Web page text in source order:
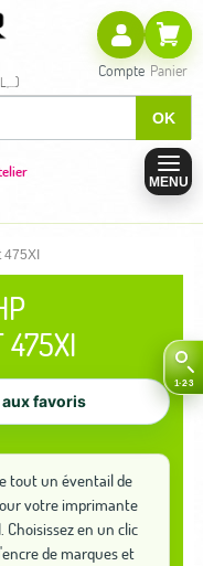
OK
Compte Panier
MENU
475XI
favoris
tout un éventail de
votre imprimante
Choisissez en un clic
de marques et